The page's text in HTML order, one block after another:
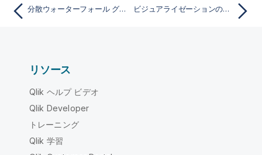
分散ウォーターフォール グラフ ビジュアライゼーションの作成および編集
リソース
Qlik ヘルプ ビデオ
Qlik Developer
トレーニング
Qlik 学習